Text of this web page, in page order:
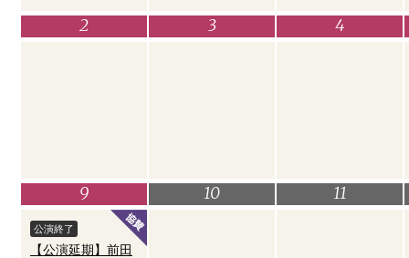
2 3 4
9
公演終了
【公演延期】前田
10 11